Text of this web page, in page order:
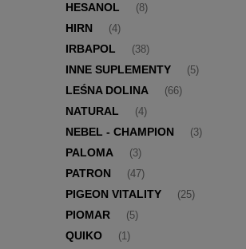
HESANOL (8)
HIRN (4)
IRBAPOL (38)
INNE SUPLEMENTY (5)
LEŚNA DOLINA (66)
NATURAL (4)
NEBEL - CHAMPION (3)
PALOMA (3)
PATRON (47)
PIGEON VITALITY (25)
PIOMAR (5)
QUIKO (1)